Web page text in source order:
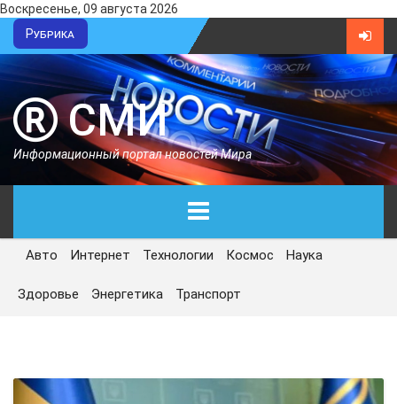
Воскресенье, 09 августа 2026
Рубрика
СМИ
Информационный портал новостей Мира
ГЛАВНАЯ
СЕГОДНЯ
ЭКОНОМИКА
Авто Интернет Технологии Космос Наука
Здоровье Энергетика Транспорт